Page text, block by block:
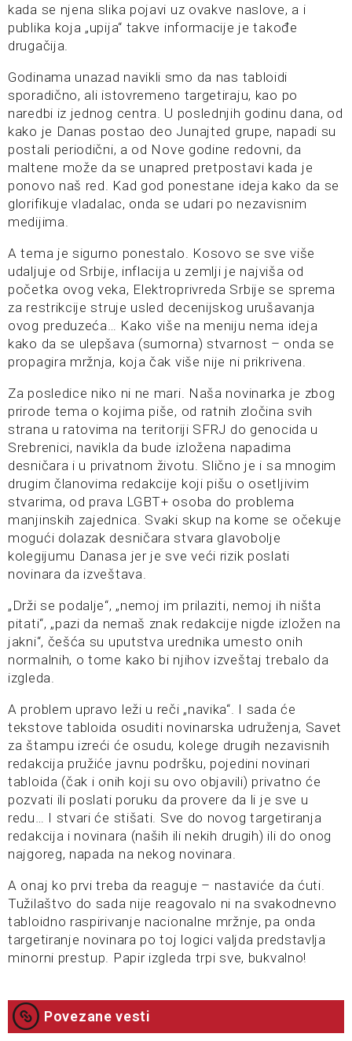
kada se njena slika pojavi uz ovakve naslove, a i
publika koja „upija“ takve informacije je takođe
drugačija.
Godinama unazad navikli smo da nas tabloidi
sporadično, ali istovremeno targetiraju, kao po
naredbi iz jednog centra. U poslednjih godinu dana, od
kako je Danas postao deo Junajted grupe, napadi su
postali periodični, a od Nove godine redovni, da
maltene može da se unapred pretpostavi kada je
ponovo naš red. Kad god ponestane ideja kako da se
glorifikuje vladalac, onda se udari po nezavisnim
medijima.
A tema je sigurno ponestalo. Kosovo se sve više
udaljuje od Srbije, inflacija u zemlji je najviša od
početka ovog veka, Elektroprivreda Srbije se sprema
za restrikcije struje usled decenijskog urušavanja
ovog preduzeća… Kako više na meniju nema ideja
kako da se ulepšava (sumorna) stvarnost – onda se
propagira mržnja, koja čak više nije ni prikrivena.
Za posledice niko ni ne mari. Naša novinarka je zbog
prirode tema o kojima piše, od ratnih zločina svih
strana u ratovima na teritoriji SFRJ do genocida u
Srebrenici, navikla da bude izložena napadima
desničara i u privatnom životu. Slično je i sa mnogim
drugim članovima redakcije koji pišu o osetljivim
stvarima, od prava LGBT+ osoba do problema
manjinskih zajednica. Svaki skup na kome se očekuje
mogući dolazak desničara stvara glavobolje
kolegijumu Danasa jer je sve veći rizik poslati
novinara da izveštava.
„Drži se podalje“, „nemoj im prilaziti, nemoj ih ništa
pitati“, „pazi da nemaš znak redakcije nigde izložen na
jakni“, češća su uputstva urednika umesto onih
normalnih, o tome kako bi njihov izveštaj trebalo da
izgleda.
A problem upravo leži u reči „navika“. I sada će
tekstove tabloida osuditi novinarska udruženja, Savet
za štampu izreći će osudu, kolege drugih nezavisnih
redakcija pružiće javnu podršku, pojedini novinari
tabloida (čak i onih koji su ovo objavili) privatno će
pozvati ili poslati poruku da provere da li je sve u
redu… I stvari će stišati. Sve do novog targetiranja
redakcija i novinara (naših ili nekih drugih) ili do onog
najgoreg, napada na nekog novinara.
A onaj ko prvi treba da reaguje – nastaviće da ćuti.
Tužilaštvo do sada nije reagovalo ni na svakodnevno
tabloidno raspirivanje nacionalne mržnje, pa onda
targetiranje novinara po toj logici valjda predstavlja
minorni prestup. Papir izgleda trpi sve, bukvalno!
Povezane vesti